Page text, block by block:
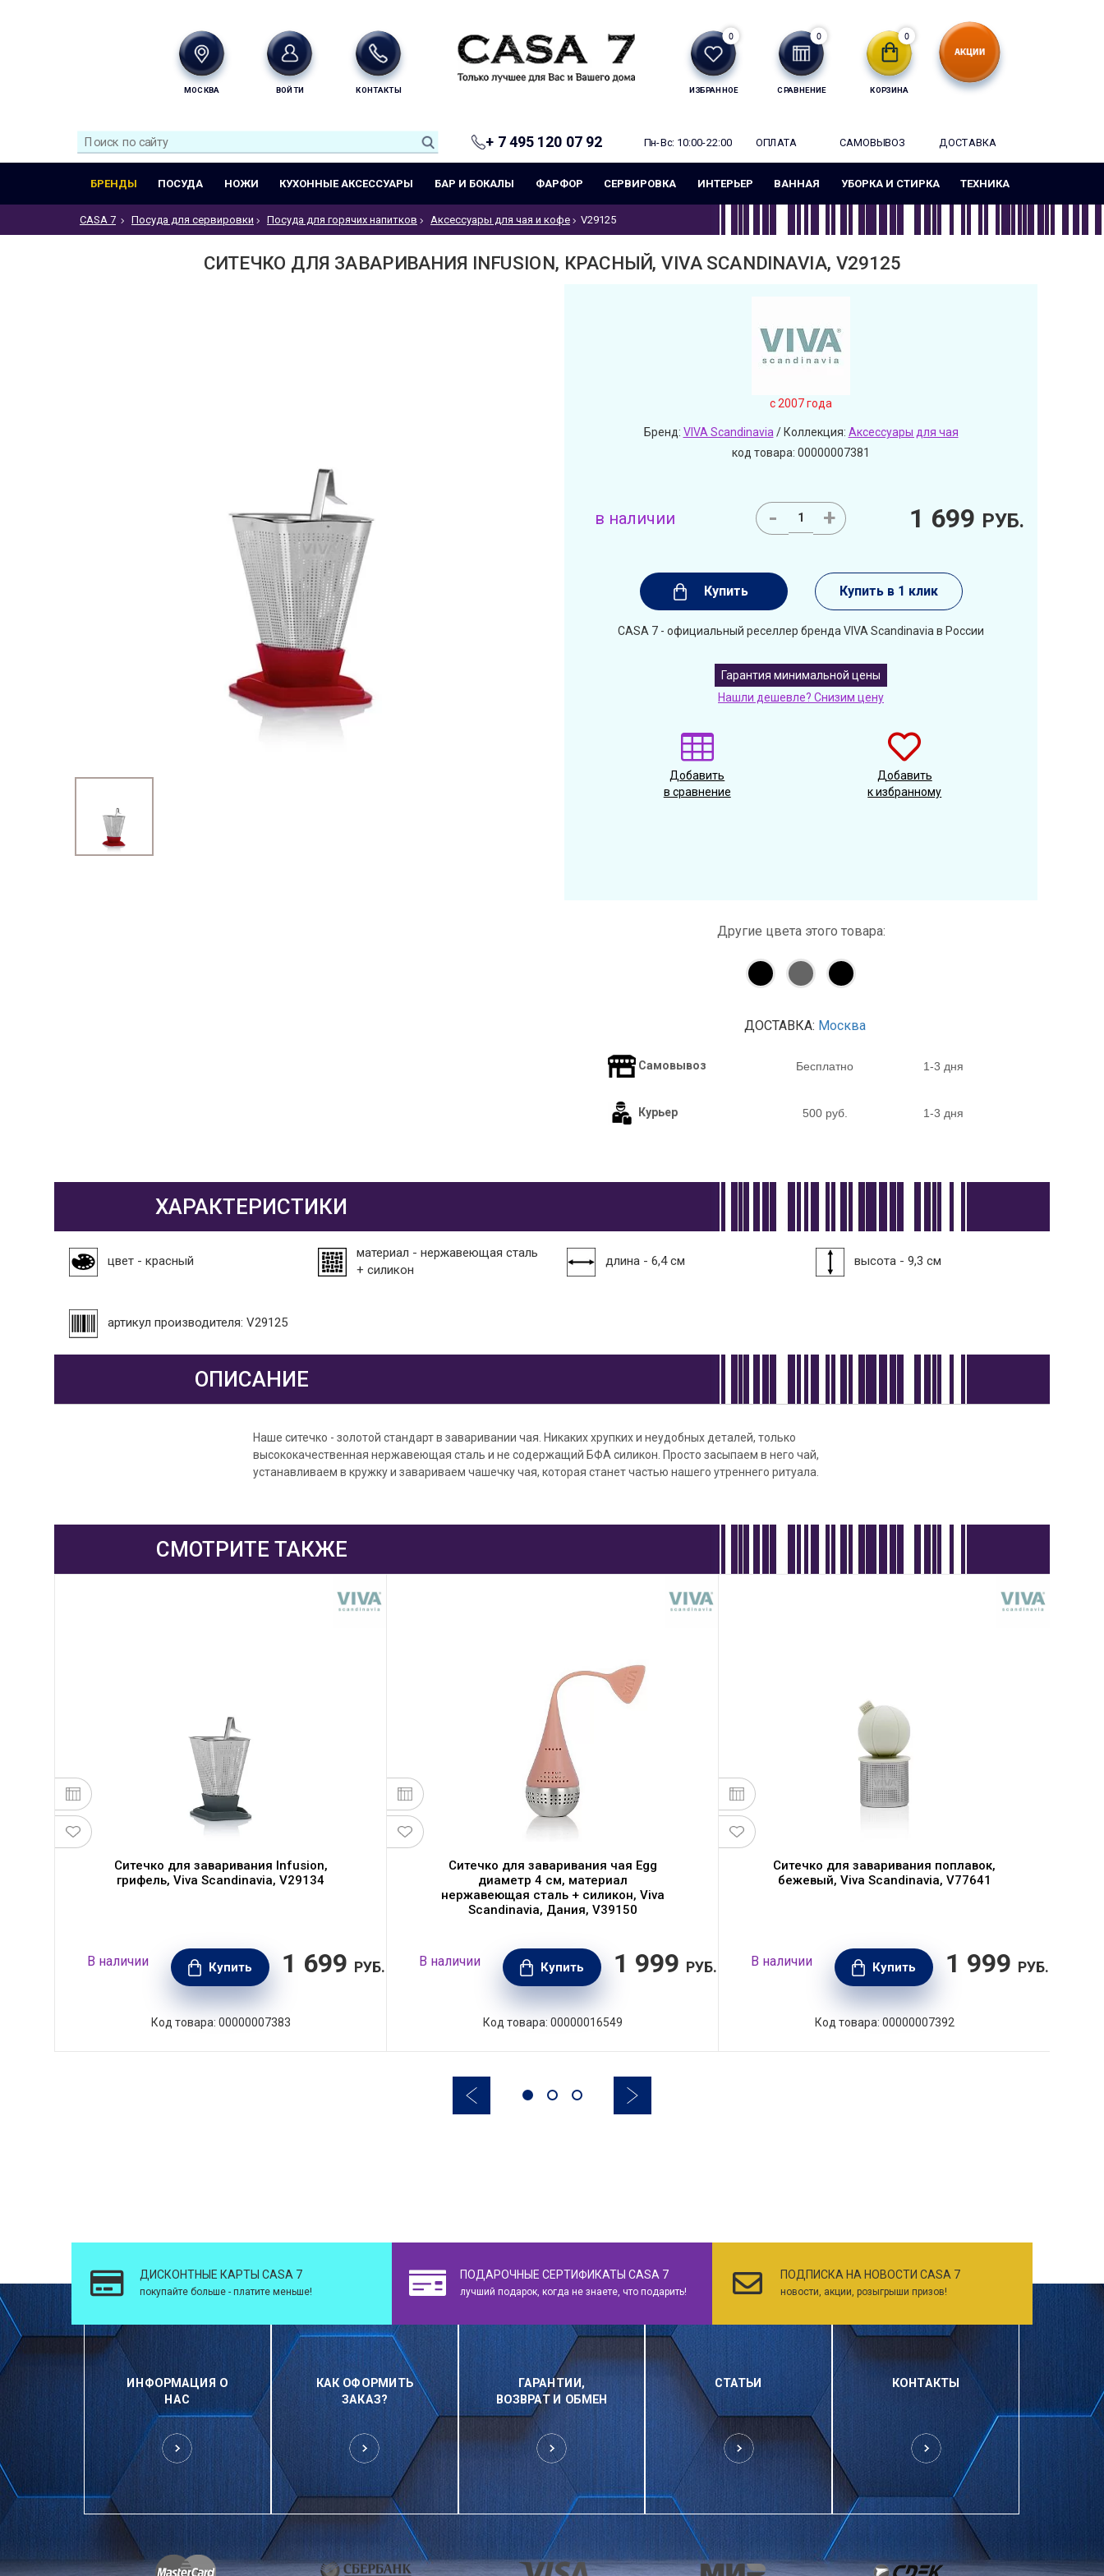
МОСКВА ВОЙТИ КОНТАКТЫ ИЗБРАННОЕ
0
СРАВНЕНИЕ
0
КОРЗИНА
0
+ 7 495 120 07 92 Пн-Вс: 10:00-22:00 ОПЛАТА САМОВЫВОЗ ДОСТАВКА
БРЕНДЫ ПОСУДА НОЖИ КУХОННЫЕ АКСЕССУАРЫ БАР И БОКАЛЫ ФАРФОР СЕРВИРОВКА ИНТЕРЬЕР ВАННАЯ УБОРКА И СТИРКА ТЕХНИКА
CASA 7 Посуда для сервировки Посуда для горячих напитков Аксессуары для чая и кофе V29125
СИТЕЧКО ДЛЯ ЗАВАРИВАНИЯ INFUSION, КРАСНЫЙ, VIVA SCANDINAVIA, V29125
c 2007 года
Бренд: VIVA Scandinavia / Коллекция: Аксессуары для чая
код товара: 00000007381
в наличии - + 1 699 РУБ.
Купить Купить в 1 клик
CASA 7 - официальный реселлер бренда VIVA Scandinavia в России
Гарантия минимальной цены
Нашли дешевле? Снизим цену
Добавить
в сравнение
Добавить
к избранному
Другие цвета этого товара:
ДОСТАВКА: Москва
Самовывоз Бесплатно 1-3 дня
Курьер 500 руб. 1-3 дня
ХАРАКТЕРИСТИКИ
цвет - красный
материал - нержавеющая сталь
+ силикон
длина - 6,4 см высота - 9,3 см
артикул производителя: V29125
ОПИСАНИЕ
Наше ситечко - золотой стандарт в заваривании чая. Никаких хрупких и неудобных деталей, только
высококачественная нержавеющая сталь и не содержащий БФА силикон. Просто засыпаем в него чай,
устанавливаем в кружку и завариваем чашечку чая, которая станет частью нашего утреннего ритуала.
СМОТРИТЕ ТАКЖЕ
Ситечко для заваривания Infusion,
грифель, Viva Scandinavia, V29134
В наличии Купить 1 699 РУБ.
Код товара: 00000007383
Ситечко для заваривания чая Egg
диаметр 4 см, материал
нержавеющая сталь + силикон, Viva
Scandinavia, Дания, V39150
В наличии Купить 1 999 РУБ.
Код товара: 00000016549
Ситечко для заваривания поплавок,
бежевый, Viva Scandinavia, V77641
В наличии Купить 1 999 РУБ.
Код товара: 00000007392
ДИСКОНТНЫЕ КАРТЫ CASA 7
покупайте больше - платите меньше!
ПОДАРОЧНЫЕ СЕРТИФИКАТЫ CASA 7
лучший подарок, когда не знаете, что подарить!
ПОДПИСКА НА НОВОСТИ CASA 7
новости, акции, розыгрыши призов!
ИНФОРМАЦИЯ О
НАС
КАК ОФОРМИТЬ
ЗАКАЗ?
ГАРАНТИИ,
ВОЗВРАТ И ОБМЕН
СТАТЬИ КОНТАКТЫ